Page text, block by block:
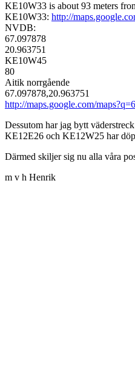
KE10W33 is about 93 meters
KE10W33: http://
NVDB:
67.097878
20.963751
KE10W45
80
Aitik norrgående
67.097878,20.963751
http://maps.google.com/
Dessutom har jag bytt
KE12E26 och KE12W25 har
Därmed skiljer sig nu alla våra
m v h Henrik